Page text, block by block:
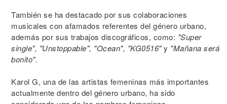
También se ha destacado por sus colaboraciones
musicales con afamados referentes del género urbano,
además por sus trabajos discográficos, como: "Super
single", "Unstoppable", "Ocean", "KG0516"y "Mañana será
bonito".
Karol G, una de las artistas femeninas más importantes
actualmente dentro del género urbano, ha sido